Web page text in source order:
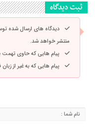
ثبت دیدگاه
دیدگاه های ارسال شده
منتشر خواهد شد.
پیام هایی که حاوی تهمت
پیام هایی که به غیر از